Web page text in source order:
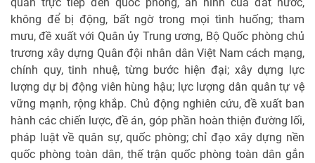
không để bị động, bất ngờ trong mọi tình huống; tham
mưu, đề xuất với Quân ủy Trung ương, Bộ Quốc phòng chủ
trương xây dựng Quân đội nhân dân Việt Nam cách mạng,
chính quy, tinh nhuệ, từng bước hiện đại; xây dựng lực
lượng dự bị động viên hùng hậu; lực lượng dân quân tự vệ
vững mạnh, rộng khắp. Chủ động nghiên cứu, đề xuất ban
hành các chiến lược, đề án, góp phần hoàn thiện đường lối,
pháp luật về quân sự, quốc phòng; chỉ đạo xây dựng nền
quốc phòng toàn dân, thế trận quốc phòng toàn dân gắn